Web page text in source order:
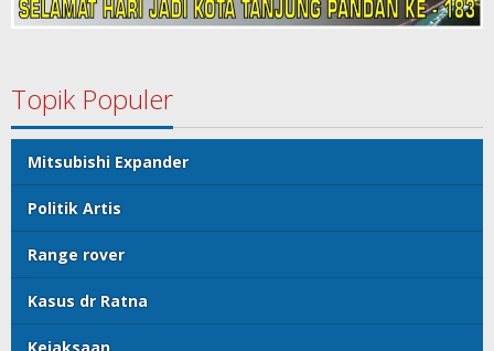
Topik Populer
Mitsubishi Expander
Politik Artis
Range rover
Kasus dr Ratna